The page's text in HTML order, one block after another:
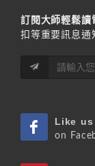
訂閱大師輕鬆讀
扣等重要訊息通
Like us
on